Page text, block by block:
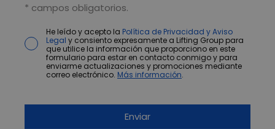
* campos obligatorios.
He leído y acepto la Política de Privacidad y Aviso
Legal y consiento expresamente a Lifting Group para
que utilice la información que proporciono en este
formulario para estar en contacto conmigo y para
enviarme actualizaciones y promociones mediante
correo electrónico. Más información.